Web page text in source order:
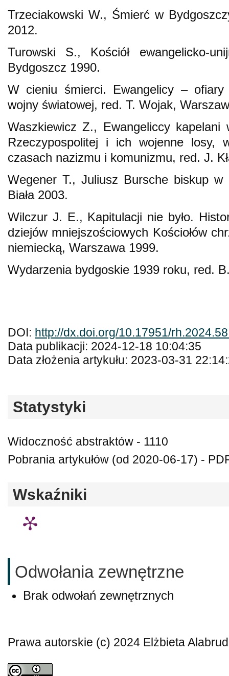
Trzeciakowski W., Śmierć w
2012.
Turowski S., Kościół ewangelicko-
Bydgoszcz 1990.
W cieniu śmierci. Ewangelicy –
wojny światowej, red. T. Wojak,
Waszkiewicz Z., Ewangeliccy kapelani
Rzeczypospolitej i ich wojenne losy,
czasach nazizmu i komunizmu, red. J.
Wegener T., Juliusz Bursche biskup w
Biała 2003.
Wilczur J. E., Kapitulacji nie było.
dziejów mniejszościowych Kościołów
niemiecką, Warszawa 1999.
Wydarzenia bydgoskie 1939 roku, red.
DOI: http://dx.doi.org/10.17951/
Data publikacji: 2024-12-18 10:04:35
Data złożenia artykułu: 2023-03-31
Statystyki
Widoczność abstraktów - 1110
Pobrania artykułów (od 2020-06-17) -
Wskaźniki
Odwołania zewnętrzne
Brak odwołań zewnętrznych
Prawa autorskie (c) 2024 Elżbieta